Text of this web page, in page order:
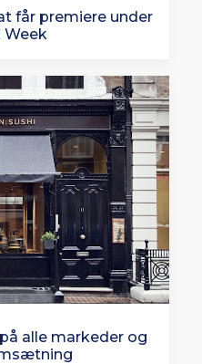
får premiere under
Week
på alle markeder og